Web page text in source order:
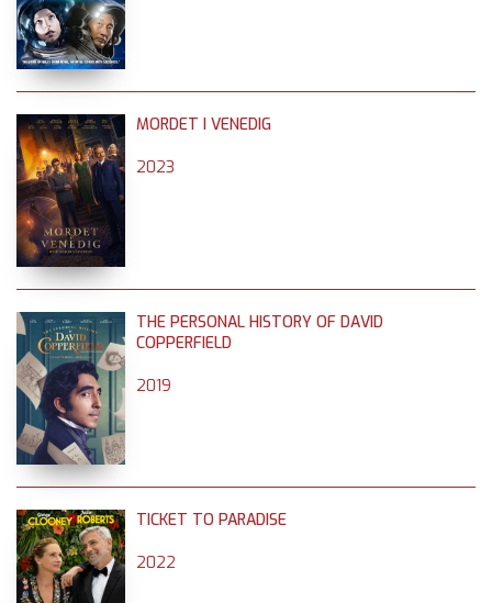
MORDET I VENEDIG
2023
THE PERSONAL HISTORY OF DAVID
COPPERFIELD
2019
TICKET TO PARADISE
2022